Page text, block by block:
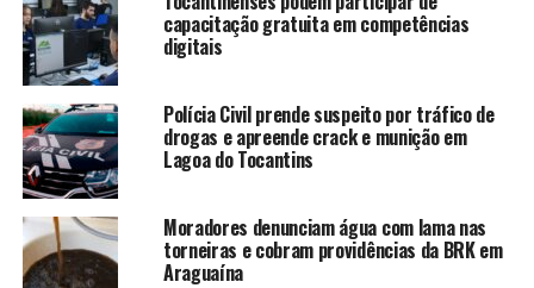
capacitação gratuita em competências
digitais
Polícia Civil prende suspeito por tráfico de
drogas e apreende crack e munição em
Lagoa do Tocantins
Moradores denunciam água com lama nas
torneiras e cobram providências da BRK em
Araguaína